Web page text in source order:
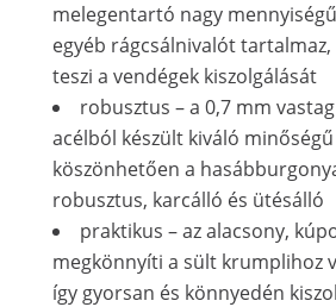
melegentartó nagy
egyéb rágcsálnivalót
teszi a vendégek kiszolgálását
robusztus – a 0,7 mm
acélból készült kiváló
köszönhetően a
robusztus, karcálló és ütésálló
praktikus – az alacsony,
megkönnyíti a sült krumplihoz
így gyorsan és könnyedén